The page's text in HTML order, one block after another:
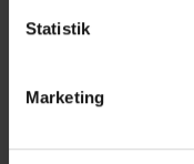
Statistik
Marketing
Jeg får
når jeg prøver at
Eller